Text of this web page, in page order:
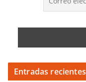
Entradas recientes